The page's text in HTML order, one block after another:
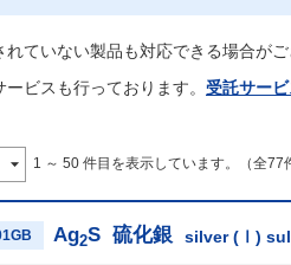
れていない製品も対応できる場合が
ービスも行っております。 受託サービ
1 ～ 50 件目を表示しています。（全77
Ag2S 硫化銀 silver (Ⅰ)